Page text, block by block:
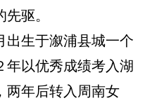
驱。
生于溆浦县城一个
年以优秀成绩考入湖
两年后转入周南女